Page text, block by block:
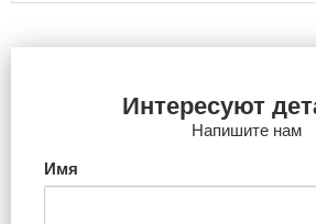
Интересуют
Напишите нам
Имя